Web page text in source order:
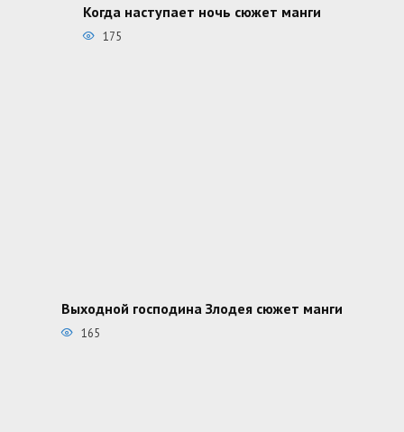
Когда наступает ночь сюжет манги
175
Выходной господина Злодея сюжет манги
165